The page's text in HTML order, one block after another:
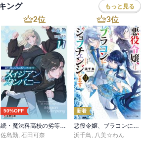
ング もっと見る
2位
50%OFF
続・魔法科高校の劣等生 メイジアン・カンパニー(11)
佐島勤, 石田可奈
3位
新着
悪役令嬢、ブラコンにジョブチェンジします９【電子特典付き】
浜千鳥, 八美☆わん